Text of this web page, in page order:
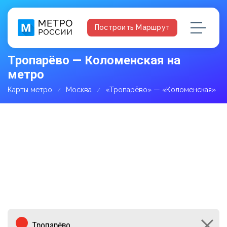
Построить Маршрут
Тропарёво — Коломенская на
метро
Карты метро Москва «Тропарёво» — «Коломенская»